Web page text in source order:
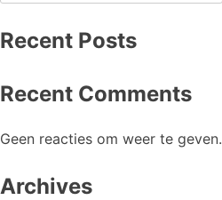
Recent Posts
Recent Comments
Geen reacties om weer te geven.
Archives